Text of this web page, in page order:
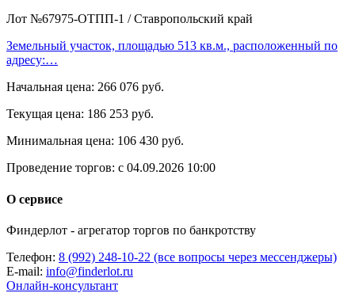
Лот №67975-ОТПП-1 / Ставропольский край
Земельный участок, площадью 513 кв.м., расположенный по
адресу:…
Начальная цена: 266 076 руб.
Текущая цена: 186 253 руб.
Минимальная цена: 106 430 руб.
Проведение торгов: с 04.09.2026 10:00
О сервисе
Финдерлот - агрегатор торгов по банкротству
Телефон: 8 (992) 248-10-22 (все вопросы через мессенджеры)
E-mail: info@finderlot.ru
Онлайн-консультант